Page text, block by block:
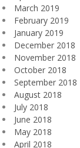
March 2019
February 2019
January 2019
December 2018
November 2018
October 2018
September 2018
August 2018
July 2018
June 2018
May 2018
April 2018